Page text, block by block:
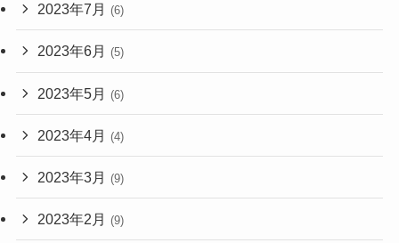
2023年7月 (6)
2023年6月 (5)
2023年5月 (6)
2023年4月 (4)
2023年3月 (9)
2023年2月 (9)